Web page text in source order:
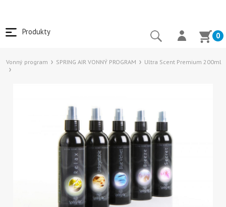
Produkty 0
Vonný program SPRING AIR VONNÝ PROGRAM Ultra Scent Premium 200ml